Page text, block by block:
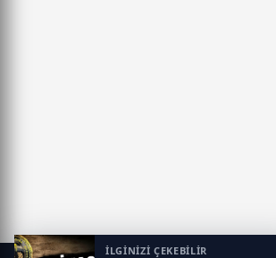
İLGİNİZİ ÇEKEBİLİR